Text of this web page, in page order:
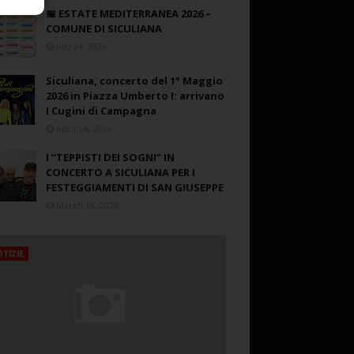
📅 ESTATE MEDITERRANEA 2026 –
COMUNE DI SICULIANA
Siculiana, concerto del 1° Maggio
2026 in Piazza Umberto I: arrivano
I Cugini di Campagna
I “TEPPISTI DEI SOGNI” IN
CONCERTO A SICULIANA PER I
FESTEGGIAMENTI DI SAN GIUSEPPE